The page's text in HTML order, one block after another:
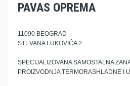
PAVAS OPREMA
11090 BEOGRAD
STEVANA LUKOVIĆA 2
SPECIJALIZOVANA SAMOSTALNA
PROIZVODNJA TERMORASHLADNE I